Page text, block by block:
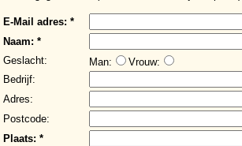
E-Mail adres: *
Naam: *
Geslacht:
Man:
Vrouw:
Bedrijf:
Adres:
Postcode:
Plaats: *